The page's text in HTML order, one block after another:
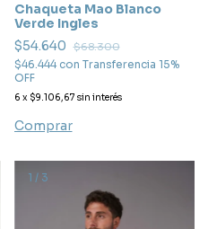
Chaqueta Mao Blanco
Verde Ingles
$54.640
$68.300
$46.444 con Transferencia 15%
OFF
6 x $9.106,67 sin interés
Comprar
1 / 3